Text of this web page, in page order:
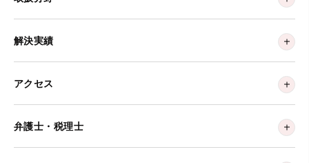
解決実績
アクセス
弁護士・税理士